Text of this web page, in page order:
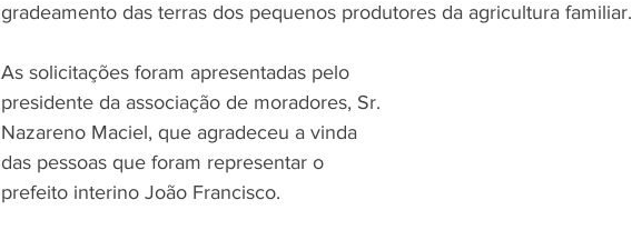
gradeamento das terras dos pequenos produtores da agricultura familiar.
As solicitações foram apresentadas pelo
presidente da associação de moradores, Sr.
Nazareno Maciel, que agradeceu a vinda
das pessoas que foram representar o
prefeito interino João Francisco.